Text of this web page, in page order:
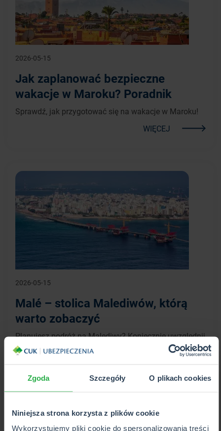
Zgoda Szczegóły O plikach cookies
Niniejsza strona korzysta z plików cookie
Wykorzystujemy pliki cookie do spersonalizowania treści
2026-05-15
Jak zaplanować bezpieczne
wakacje w Maroku? Poradnik
Sprawdź, jak przygotować się na wakacje w Maroku!
WIĘCEJ
2026-05-15
Malé – stolica Malediwów, którą
warto zobaczyć
Planujesz podróż na Malediwy? Koniecznie uwzględnij
Malé w swoim planie zwiedzania!